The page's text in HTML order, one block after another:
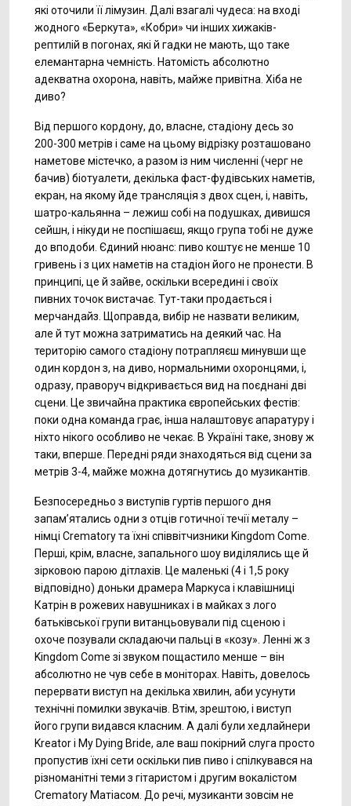
які оточили її лімузин. Далі взагалі чудеса: на вході
жодного «Беркута», «Кобри» чи інших хижаків-
рептилій в погонах, які й гадки не мають, що таке
елемантарна чемність. Натомість абсолютно
адекватна охорона, навіть, майже привітна. Хіба не
диво?
Від першого кордону, до, власне, стадіону десь зо
200-300 метрів і саме на цьому відрізку розташовано
наметове містечко, а разом із ним численні (черг не
бачив) біотуалети, декілька фаст-фудівських наметів,
екран, на якому йде трансляція з двох сцен, і, навіть,
шатро-кальянна – лежиш собі на подушках, дивишся
сейшн, і нікуди не поспішаєш, якщо група тобі не дуже
до вподоби. Єдиний нюанс: пиво коштує не менше 10
гривень і з цих наметів на стадіон його не пронести. В
принципі, це й зайве, оскільки всередині і своїх
пивних точок вистачає. Тут-таки продається і
мерчандайз. Щоправда, вибір не назвати великим,
але й тут можна затриматись на деякий час. На
територію самого стадіону потрапляєш минувши ще
один кордон з, на диво, нормальними охоронцями, і,
одразу, праворуч відкривається вид на поєднані дві
сцени. Це звичайна практика європейських фестів:
поки одна команда грає, інша налаштовує апаратуру і
ніхто нікого особливо не чекає. В Україні таке, знову ж
таки, вперше. Передні ряди знаходяться від сцени за
метрів 3-4, майже можна дотягнутись до музикантів.
Безпосередньо з виступів гуртів першого дня
запам’ятались одни з отців готичної течії металу –
німці Crematory та їхні співвітчизники Kingdom Come.
Перші, крім, власне, запального шоу виділялись ще й
зірковою парою дітлахів. Це маленькі (4 і 1,5 року
відповідно) доньки драмера Маркуса і клавішниці
Катрін в рожевих навушниках і в майках з лого
батьківської групи витанцьовували під сценою і
охоче позували складаючи пальці в «козу». Ленні ж з
Kingdom Come зі звуком пощастило менше – він
абсолютно не чув себе в моніторах. Навіть, довелось
перервати виступ на декілька хвилин, аби усунути
технічні помилки звукачів. Втім, зрештою, і виступ
його групи видався класним. А далі були хедлайнери
Kreator і My Dying Bride, але ваш покірний слуга просто
пропустив їхні сети оскільки пив пиво і спілкувався на
різноманітні теми з гітаристом і другим вокалістом
Crematory Матіасом. До речі, музиканти зовсім не